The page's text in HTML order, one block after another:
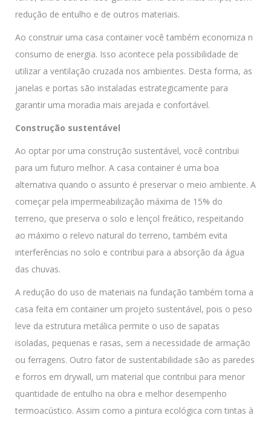
redução de entulho e de outros materiais.
Ao construir uma casa container você também economiza n
consumo de energia. Isso acontece pela possibilidade de
utilizar a ventilação cruzada nos ambientes. Desta forma, as
janelas e portas são instaladas estrategicamente para
garantir uma moradia mais arejada e confortável.
Construção sustentável
Ao optar por uma construção sustentável, você contribui
para um futuro melhor. A casa container é uma boa
alternativa quando o assunto é preservar o meio ambiente. A
começar pela impermeabilização máxima de 15% do
terreno, que preserva o solo e lençol freático, respeitando
ao máximo o relevo natural do terreno, também evita
interferências no solo e contribui para a absorção da água
das chuvas.
A redução do uso de materiais na fundação também torna a
casa feita em container um projeto sustentável, pois o peso
leve da estrutura metálica permite o uso de sapatas
isoladas, pequenas e rasas, sem a necessidade de armação
ou ferragens. Outro fator de sustentabilidade são as paredes
e forros em drywall, um material que contribui para menor
quantidade de entulho na obra e melhor desempenho
termoacústico. Assim como a pintura ecológica com tintas à